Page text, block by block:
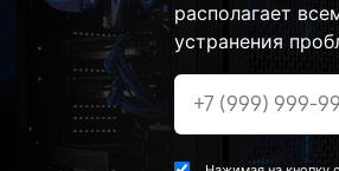
располагает
устранения